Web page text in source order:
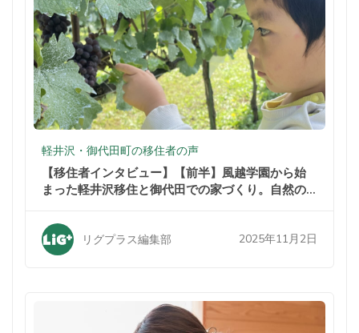
軽井沢・御代田町の移住者の声
【移住者インタビュー】【前半】風越学園から始
まった軽井沢移住と御代田での家づくり。自然の
リグプラス編集部 2025年11月2日